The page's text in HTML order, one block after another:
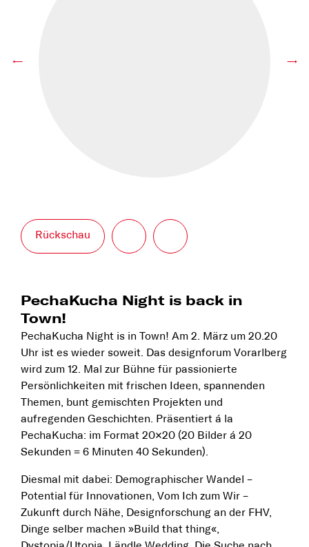
← →
Rückschau
PechaKucha Night is back in
Town!
PechaKucha Night is in Town! Am 2. März um 20.20
Uhr ist es wieder soweit. Das designforum Vorarlberg
wird zum 12. Mal zur Bühne für passionierte
Persönlichkeiten mit frischen Ideen, spannenden
Themen, bunt gemischten Projekten und
aufregenden Geschichten. Präsentiert á la
PechaKucha: im Format 20×20 (20 Bilder á 20
Sekunden = 6 Minuten 40 Sekunden).
Diesmal mit dabei: Demographischer Wandel –
Potential für Innovationen, Vom Ich zum Wir –
Zukunft durch Nähe, Designforschung an der FHV,
Dinge selber machen »Build that thing«,